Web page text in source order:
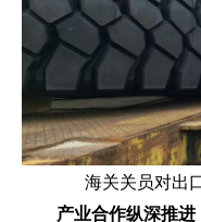
海关关员对出
产业合作纵深推